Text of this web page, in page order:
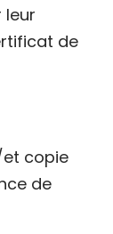
leur
de
copie
de